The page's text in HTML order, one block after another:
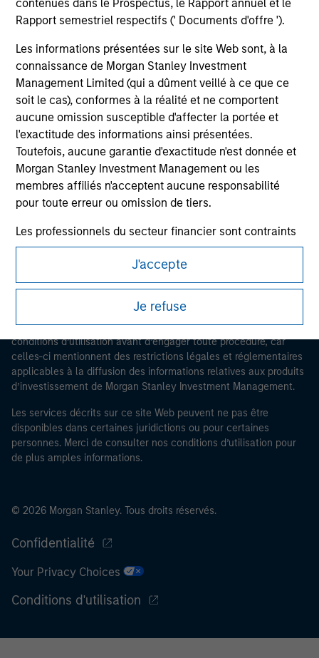
contenues dans le Prospectus, le Rapport annuel et le
Rapport semestriel respectifs (' Documents d'offre ').
Les informations présentées sur le site Web sont, à la
connaissance de Morgan Stanley Investment
Management Limited (qui a dûment veillé à ce que ce
soit le cas), conformes à la réalité et ne comportent
aucune omission susceptible d'affecter la portée et
l'exactitude des informations ainsi présentées.
Toutefois, aucune garantie d'exactitude n'est donnée et
Morgan Stanley Investment Management ou les
membres affiliés n'acceptent aucune responsabilité
pour toute erreur ou omission de tiers.
Les professionnels du secteur financier sont contraints
de respecter certaines obligations destinées à
empêcher l’utilisation de fonds d’investissement à des
fins de blanchiment d’argent. Par conséquent, une
procédure d’identification des souscripteurs est
contrôles de sécurité requis, afin de remplir les
obligations en vigueur pour les professionnels du
secteur financier destinées à lutter contre le
J’admets que ni Morgan Stanley Investment
Management Limited ni l’une de ses filiales ne pourront
être tenus responsables de toute perte découlant
d’une déclaration erronée de ma part. En validant cette
Conditions d’utilisation
déclaration ci-dessus est correcte, merci de cliquer sur
contraire, merci de cliquer sur « Je refuse » pour revenir
J'accepte
Je refuse
Morgan Stanley
Morgan Stanley Careers
Ce document est une communication promotionnelle.
Les utilisateurs sont invités à prendre connaissance des
conditions d’utilisation avant d’engager toute procédure, car
celles-ci mentionnent des restrictions légales et réglementaires
applicables à la diffusion des informations relatives aux produits
d’investissement de Morgan Stanley Investment Management.
Les services décrits sur ce site Web peuvent ne pas être
disponibles dans certaines juridictions ou pour certaines
personnes. Merci de consulter nos conditions d’utilisation pour
de plus amples informations.
© 2026 Morgan Stanley. Tous droits réservés.
Confidentialité
Your Privacy Choices
Conditions d'utilisation